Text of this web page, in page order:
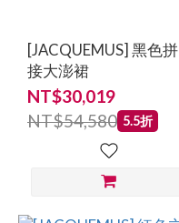
[JACQUEMUS] 黑色拼
接大澎裙
NT$30,019
NT$54,580 5.5折